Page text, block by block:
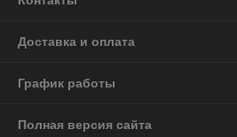
Доставка и оплата
График работы
Полная версия сайта